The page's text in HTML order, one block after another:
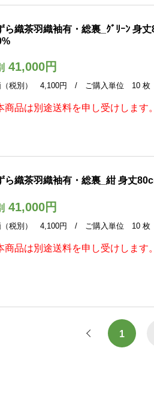
ら織茶羽織袖有・総裏_ｸﾞﾘｰﾝ 身
41,000円
（税別） 4,100円 / ご購入単位 10 枚
品は別途送料を申し受けします。
ら織茶羽織袖有・総裏_紺 身丈
41,000円
（税別） 4,100円 / ご購入単位 10 枚
品は別途送料を申し受けします。
1